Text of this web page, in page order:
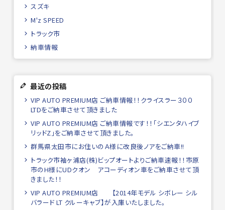
スズキ
M'z SPEED
トラック市
納車情報
最近の投稿
VIP AUTO PREMIUM店 ご納車情報！！クライスラー３００
LTDをご納車させて頂きました
VIP AUTO PREMIUM店 ご納車情報です！！「シエンタハイブ
リッドZ」をご納車させて頂きました。
群馬県太田市にお住いのＡ様に改良後ノアをご納車!!
トラック市袖ヶ浦店(株)ビップオートよりご納車速報！！市原
市のH様にUDクオン アコーディオン車をご納車させて頂
きました！！
VIP AUTO PREMIUM店 【2014年モデル シボレー シル
バラード LT クルーキャブ】が入庫いたしました。